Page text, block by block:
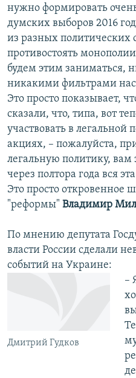
нужно формировать
думских выборов 2016
из разных политических
противостоять
будем этим заниматься,
никакими фильтрами нас
Это просто показывает,
сказали, что, типа, вот
участвовать в легальной
акциях, – пожалуйста,
легальную политику, вам
через полтора года вся
Это просто откровенное
"реформы" Владимир
По мнению депутата
власти России сделали
событий на Украине:
Дмитрий Гудков
–